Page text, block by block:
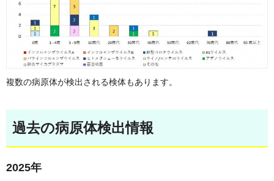
複数の病原体が検出される検体もあります。
過去の病原体検出情報
2025年